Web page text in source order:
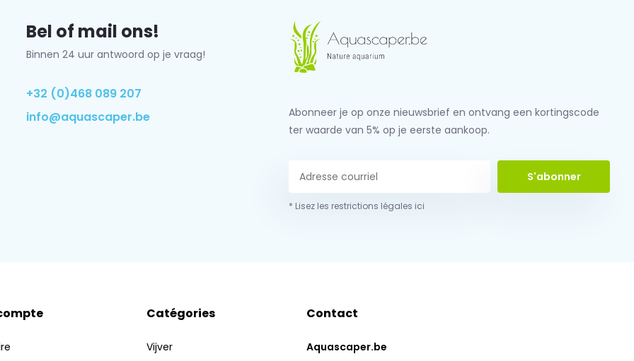
Bel of mail ons!
Binnen 24 uur antwoord op je vraag!
+32 (0)468 089 207
info@aquascaper.be
Abonneer je op onze nieuwsbrief en ontvang een kortingscode
ter waarde van 5% op je eerste aankoop.
S'abonner
* Lisez les restrictions légales ici
Catégories
Vijver
Contact
Aquascaper.be